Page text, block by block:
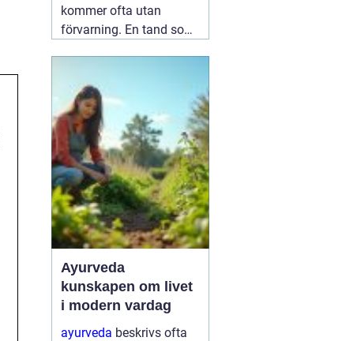
kommer ofta utan
förvarning. En tand som
du knappt kan sova. En
fyllning kan lossna
lagom till helgen, eller en
tand kan skadas vid en
olycka. I sådana lägen
söker många på04 juni
2026
Ayurveda
kunskapen om livet
i modern vardag
ayurveda beskrivs ofta